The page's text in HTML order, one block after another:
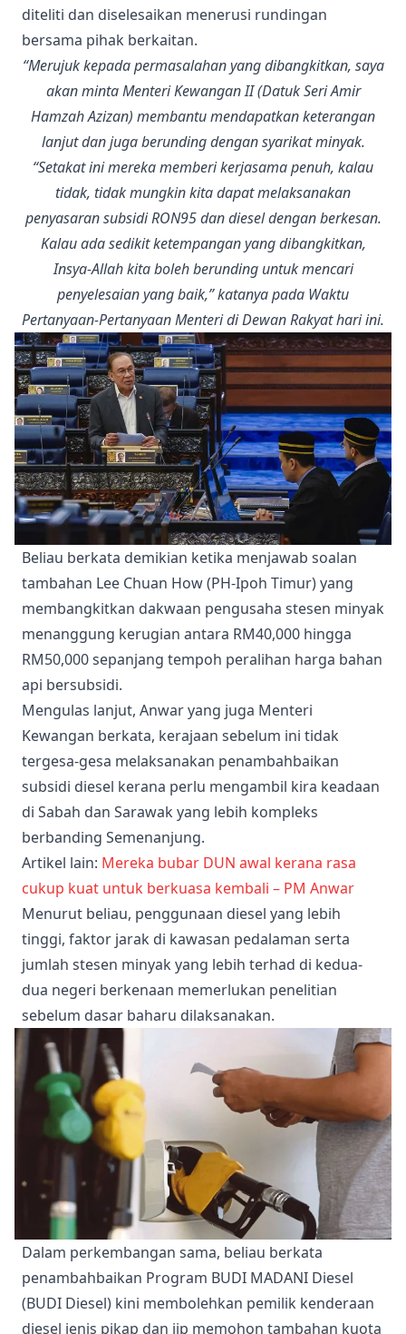
diteliti dan diselesaikan menerusi rundingan
bersama pihak berkaitan.
“Merujuk kepada permasalahan yang dibangkitkan, saya
akan minta Menteri Kewangan II (Datuk Seri Amir
Hamzah Azizan) membantu mendapatkan keterangan
lanjut dan juga berunding dengan syarikat minyak.
“Setakat ini mereka memberi kerjasama penuh, kalau
tidak, tidak mungkin kita dapat melaksanakan
penyasaran subsidi RON95 dan diesel dengan berkesan.
Kalau ada sedikit ketempangan yang dibangkitkan,
Insya-Allah kita boleh berunding untuk mencari
penyelesaian yang baik,” katanya pada Waktu
Pertanyaan-Pertanyaan Menteri di Dewan Rakyat hari ini.
Beliau berkata demikian ketika menjawab soalan
tambahan Lee Chuan How (PH-Ipoh Timur) yang
membangkitkan dakwaan pengusaha stesen minyak
menanggung kerugian antara RM40,000 hingga
RM50,000 sepanjang tempoh peralihan harga bahan
api bersubsidi.
Mengulas lanjut, Anwar yang juga Menteri
Kewangan berkata, kerajaan sebelum ini tidak
tergesa-gesa melaksanakan penambahbaikan
subsidi diesel kerana perlu mengambil kira keadaan
di Sabah dan Sarawak yang lebih kompleks
berbanding Semenanjung.
Artikel lain: Mereka bubar DUN awal kerana rasa
cukup kuat untuk berkuasa kembali – PM Anwar
Menurut beliau, penggunaan diesel yang lebih
tinggi, faktor jarak di kawasan pedalaman serta
jumlah stesen minyak yang lebih terhad di kedua-
dua negeri berkenaan memerlukan penelitian
sebelum dasar baharu dilaksanakan.
Dalam perkembangan sama, beliau berkata
penambahbaikan Program BUDI MADANI Diesel
(BUDI Diesel) kini membolehkan pemilik kenderaan
diesel jenis pikap dan jip memohon tambahan kuota